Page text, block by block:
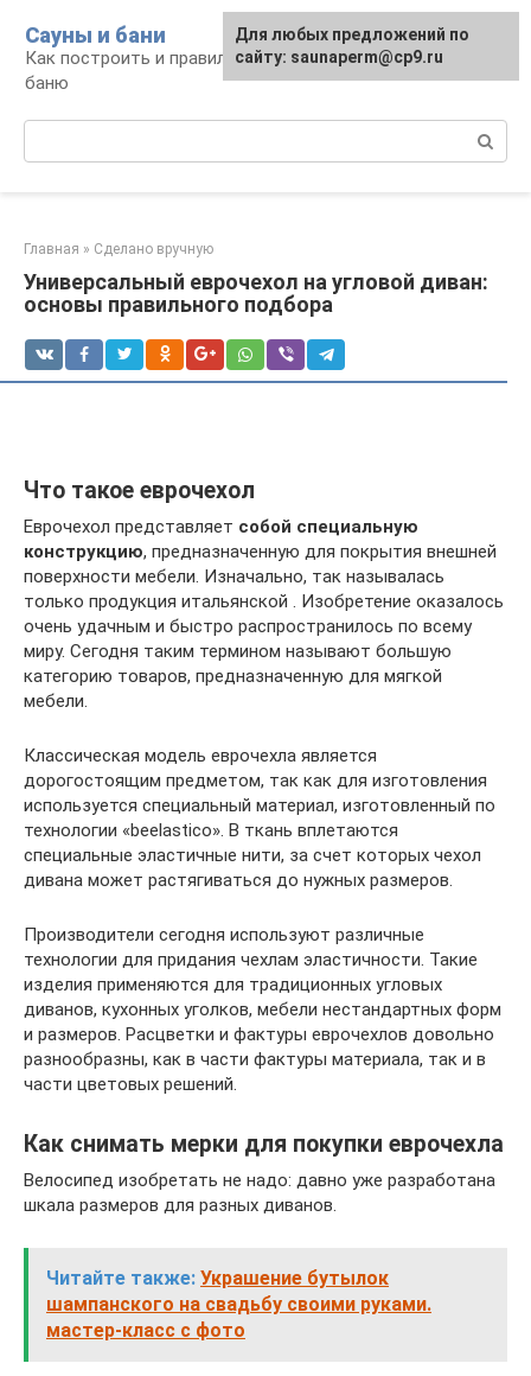
контенту
Сауны и бани
Как построить и правильно использовать
баню
Главная » Сделано вручную
Универсальный еврочехол на угловой диван:
основы правильного подбора
Что такое еврочехол
Еврочехол представляет собой специальную
конструкцию, предназначенную для покрытия внешней
поверхности мебели. Изначально, так называлась
только продукция итальянской . Изобретение оказалось
очень удачным и быстро распространилось по всему
миру. Сегодня таким термином называют большую
категорию товаров, предназначенную для мягкой
мебели.
Классическая модель еврочехла является
дорогостоящим предметом, так как для изготовления
используется специальный материал, изготовленный по
технологии «beelastico». В ткань вплетаются
специальные эластичные нити, за счет которых чехол
дивана может растягиваться до нужных размеров.
Производители сегодня используют различные
технологии для придания чехлам эластичности. Такие
изделия применяются для традиционных угловых
диванов, кухонных уголков, мебели нестандартных форм
и размеров. Расцветки и фактуры еврочехлов довольно
разнообразны, как в части фактуры материала, так и в
части цветовых решений.
Как снимать мерки для покупки еврочехла
Велосипед изобретать не надо: давно уже разработана
шкала размеров для разных диванов.
Читайте также: Украшение бутылок
шампанского на свадьбу своими руками.
мастер-класс с фото
Для любых предложений по
сайту: saunaperm@cp9.ru